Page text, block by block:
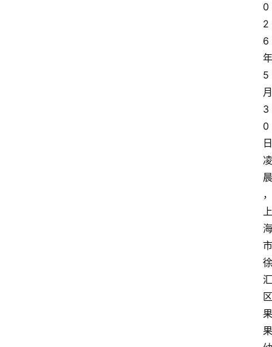
0
2
6
年
5
月
3
0
日
凌
晨
，
上
海
市
徐
汇
区
果
果